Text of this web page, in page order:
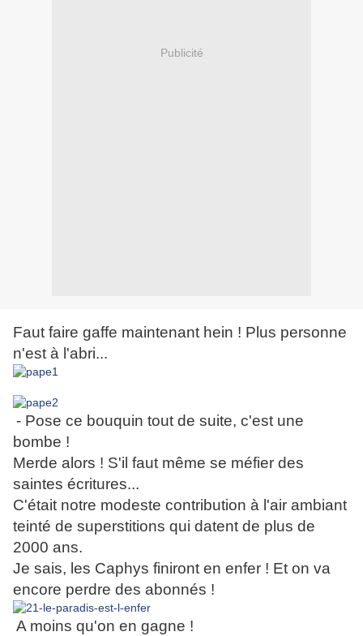
Publicité
Faut faire gaffe maintenant hein ! Plus personne
n'est à l'abri...
- Pose ce bouquin tout de suite, c'est une
bombe !
Merde alors ! S'il faut même se méfier des
saintes écritures...
C'était notre modeste contribution à l'air ambiant
teinté de superstitions qui datent de plus de
2000 ans.
Je sais, les Caphys finiront en enfer ! Et on va
encore perdre des abonnés !
A moins qu'on en gagne !